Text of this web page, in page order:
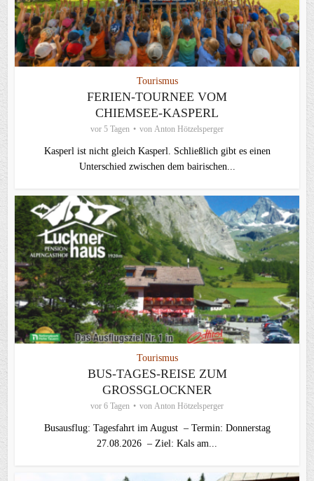
Tourismus
FERIEN-TOURNEE VOM
CHIEMSEE-KASPERL
vor 5 Tagen von Anton Hötzelsperger
Kasperl ist nicht gleich Kasperl. Schließlich gibt es einen
Unterschied zwischen dem bairischen...
Tourismus
BUS-TAGES-REISE ZUM
GROSSGLOCKNER
vor 6 Tagen von Anton Hötzelsperger
Busausflug: Tagesfahrt im August – Termin: Donnerstag
27.08.2026 – Ziel: Kals am...